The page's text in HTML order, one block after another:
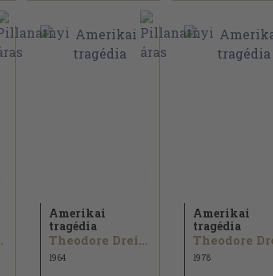
Amerikai
tragédia
Theodore Dreiser
1964
Amerikai
tragédia
1978